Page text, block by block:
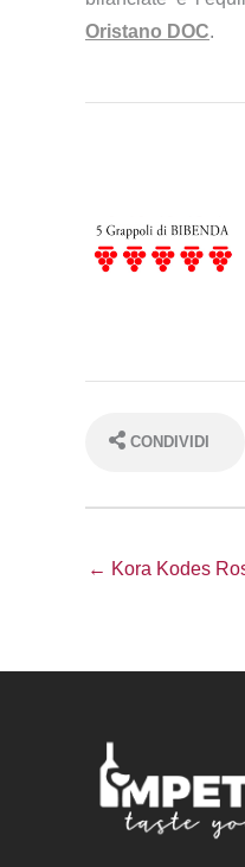
Oristano DOC.
CONDIVIDI
← Kora Kodes